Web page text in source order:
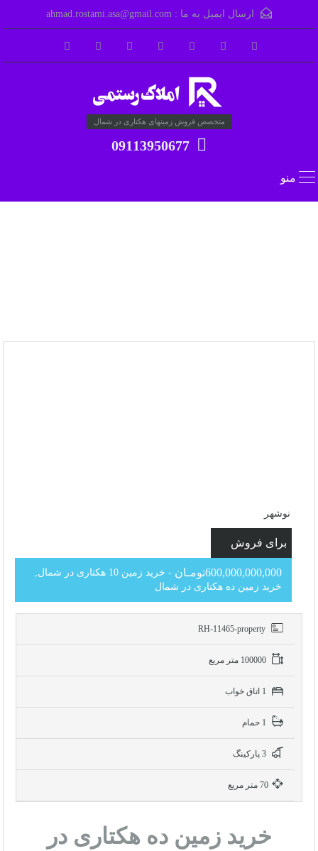
ارسال ایمیل به ما : ahmad.rostami.asa@gmail.com
متخصص فروش زمینهای هکتاری در شمال
09113950677
منو
نوشهر
برای فروش
600,000,000,000تومـان
- خرید زمین 10 هکتاری در شمال,
خرید زمین ده هکتاری در شمال
70 متر مربع
خرید زمین ده هکتاری در